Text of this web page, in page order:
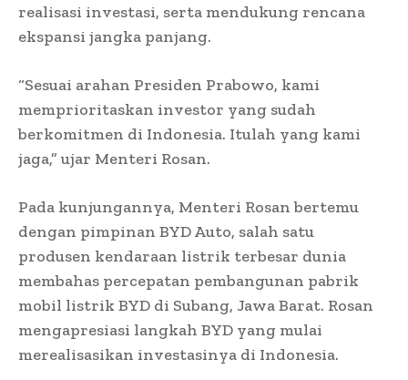
realisasi investasi, serta mendukung rencana
ekspansi jangka panjang.
“Sesuai arahan Presiden Prabowo, kami
memprioritaskan investor yang sudah
berkomitmen di Indonesia. Itulah yang kami
jaga,” ujar Menteri Rosan.
Pada kunjungannya, Menteri Rosan bertemu
dengan pimpinan BYD Auto, salah satu
produsen kendaraan listrik terbesar dunia
membahas percepatan pembangunan pabrik
mobil listrik BYD di Subang, Jawa Barat. Rosan
mengapresiasi langkah BYD yang mulai
merealisasikan investasinya di Indonesia.